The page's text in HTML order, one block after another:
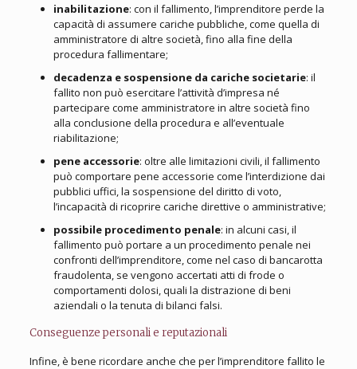
inabilitazione: con il fallimento, l’imprenditore perde la
capacità di assumere cariche pubbliche, come quella di
amministratore di altre società, fino alla fine della
procedura fallimentare;
decadenza e sospensione da cariche societarie: il
fallito non può esercitare l’attività d’impresa né
partecipare come amministratore in altre società fino
alla conclusione della procedura e all’eventuale
riabilitazione;
pene accessorie: oltre alle limitazioni civili, il fallimento
può comportare pene accessorie come l’interdizione dai
pubblici uffici, la sospensione del diritto di voto,
l’incapacità di ricoprire cariche direttive o amministrative;
possibile procedimento penale: in alcuni casi, il
fallimento può portare a un procedimento penale nei
confronti dell’imprenditore, come nel caso di bancarotta
fraudolenta, se vengono accertati atti di frode o
comportamenti dolosi, quali la distrazione di beni
aziendali o la tenuta di bilanci falsi.
Conseguenze personali e reputazionali
Infine, è bene ricordare anche che per l’imprenditore fallito le